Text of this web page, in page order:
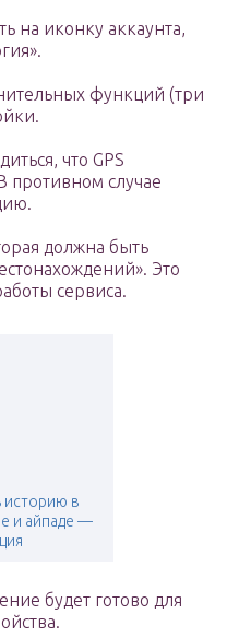
на иконку аккаунта,
функций (три
что GPS
противном случае
должна быть
Это
сервиса.
историю в
и айпаде —
будет готово для